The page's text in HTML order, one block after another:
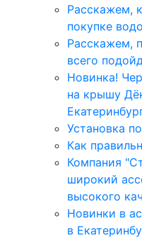
Расскажем,
покупке
Расскажем,
всего
Новинка!
на крышу
Установка
Как
Компания
широкий
высокого
Новинки в
в